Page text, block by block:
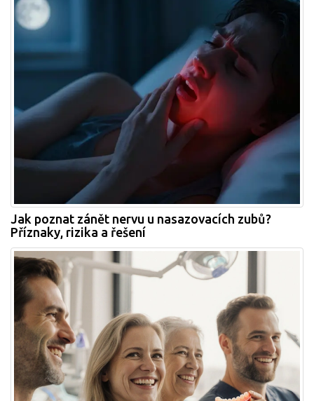
Jak poznat zánět nervu u nasazovacích zubů?
Příznaky, rizika a řešení